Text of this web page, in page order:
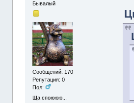
Бывалый
Сообщений: 170
Репутация: 0
Пол:
Ща споююю...